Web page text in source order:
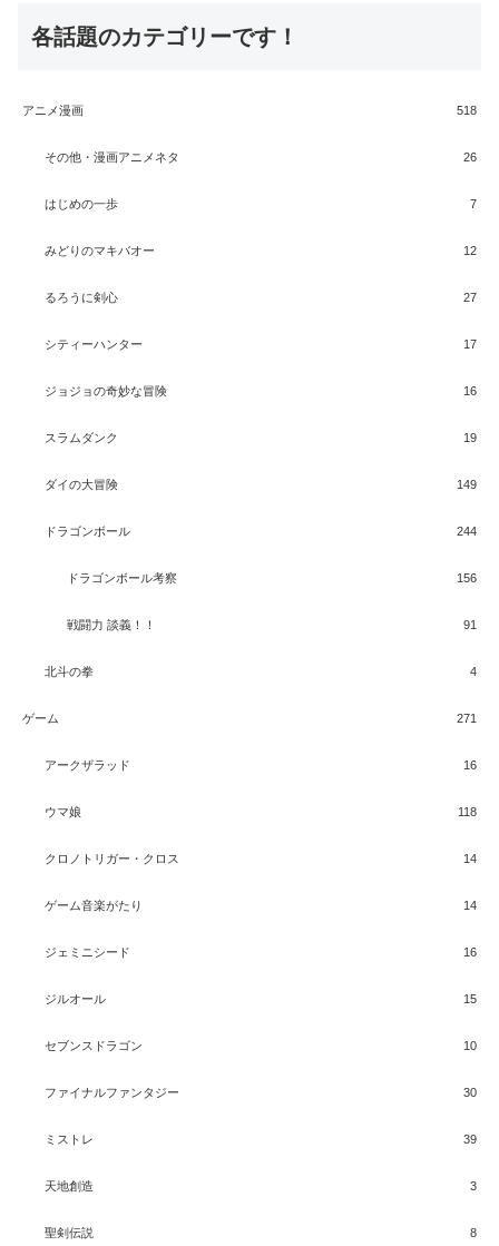
各話題のカテゴリーです！
アニメ漫画 518
その他・漫画アニメネタ 26
はじめの一歩 7
みどりのマキバオー 12
るろうに剣心 27
シティーハンター 17
ジョジョの奇妙な冒険 16
スラムダンク 19
ダイの大冒険 149
ドラゴンボール 244
ドラゴンボール考察 156
戦闘力 談義！！ 91
北斗の拳 4
ゲーム 271
アークザラッド 16
ウマ娘 118
クロノトリガー・クロス 14
ゲーム音楽がたり 14
ジェミニシード 16
ジルオール 15
セブンスドラゴン 10
ファイナルファンタジー 30
ミストレ 39
天地創造 3
聖剣伝説 8